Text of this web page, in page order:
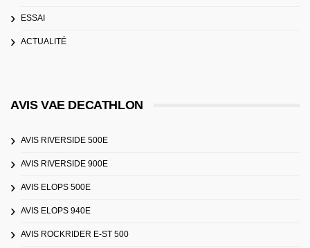
ESSAI
ACTUALITÉ
AVIS VAE DECATHLON
AVIS RIVERSIDE 500E
AVIS RIVERSIDE 900E
AVIS ELOPS 500E
AVIS ELOPS 940E
AVIS ROCKRIDER E-ST 500